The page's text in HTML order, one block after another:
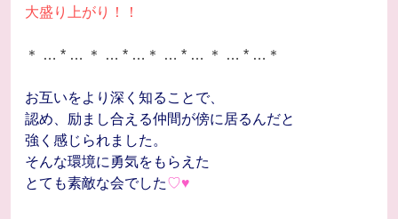
大盛り上がり！！
＊ … * … ＊ … * …＊ … * … ＊ … * …＊
お互いをより深く知ることで、
認め、励まし合える仲間が傍に居るんだと
強く感じられました。
そんな環境に勇気をもらえた
とても素敵な会でした♡♥